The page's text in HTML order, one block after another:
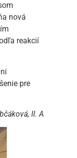
nová
reakcií
pre
II. A